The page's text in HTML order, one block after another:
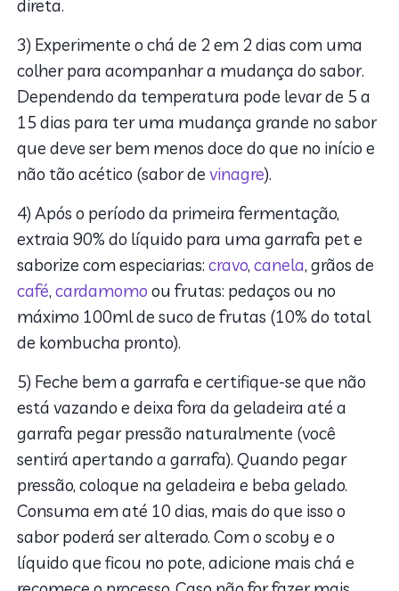
direta.
3) Experimente o chá de 2 em 2 dias com uma
colher para acompanhar a mudança do sabor.
Dependendo da temperatura pode levar de 5 a
15 dias para ter uma mudança grande no sabor
que deve ser bem menos doce do que no início e
não tão acético (sabor devinagre).
4) Após o período da primeira fermentação,
extraia 90% do líquido para uma garrafa pet e
saborize com especiarias:cravo,canela, grãos de
café,cardamomo ou frutas: pedaços ou no
máximo 100ml de suco de frutas (10% do total
de kombucha pronto).
5) Feche bem a garrafa e certifique-se que não
está vazando e deixa fora da geladeira até a
garrafa pegar pressão naturalmente (você
sentirá apertando a garrafa). Quando pegar
pressão, coloque na geladeira e beba gelado.
Consuma em até 10 dias, mais do que isso o
sabor poderá ser alterado. Com o scoby e o
líquido que ficou no pote, adicione mais chá e